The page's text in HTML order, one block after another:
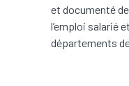
et documenté
l’emploi salarié
départements